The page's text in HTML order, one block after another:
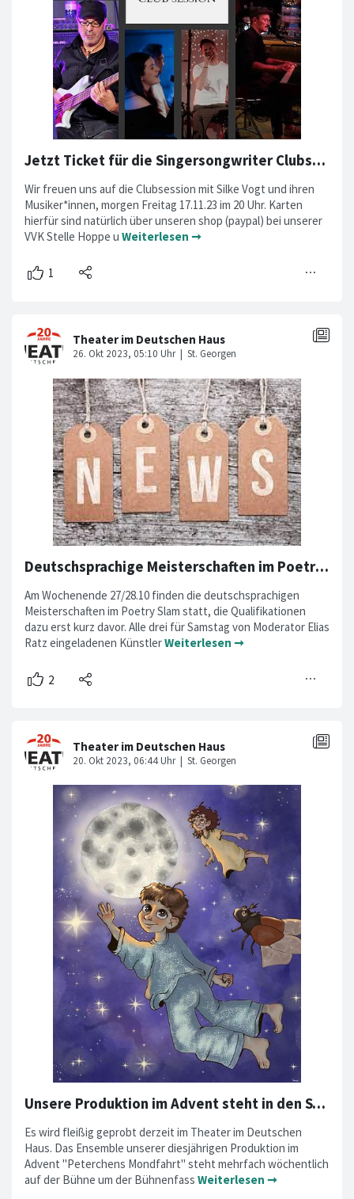
Jetzt Ticket für die Singersongwriter Clubsession am 17.11 sichern
Wir freuen uns auf die Clubsession mit Silke Vogt und ihren
Musiker*innen, morgen Freitag 17.11.23 im 20 Uhr. Karten
hierfür sind natürlich über unseren shop (paypal) bei unserer
VVK Stelle Hoppe u Weiterlesen ➞
Deutschsprachige Meisterschaften im Poetry Slam wirbeln Lineup durcheinander
Am Wochenende 27/28.10 finden die deutschsprachigen
Meisterschaften im Poetry Slam statt, die Qualifikationen
dazu erst kurz davor. Alle drei für Samstag von Moderator Elias
Ratz eingeladenen KünstlerWeiterlesen ➞
Unsere Produktion im Advent steht in den Startlöchern
Es wird fleißig geprobt derzeit im Theater im Deutschen
Haus. Das Ensemble unserer diesjährigen Produktion im
Advent "Peterchens Mondfahrt" steht mehrfach wöchentlich
auf der Bühne um der Bühnenfass Weiterlesen ➞